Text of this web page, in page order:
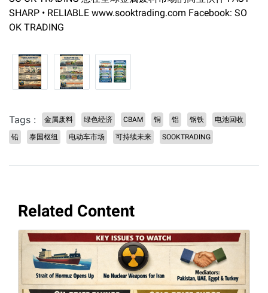
SHARP • RELIABLE www.sooktrading.com Facebook: SO
OK TRADING
Tags : 金属废料 绿色经济 CBAM 铜 铝 钢铁 电池回收
铅 泰国枢纽 电动车市场 可持续未来 SOOKTRADING
Related Content